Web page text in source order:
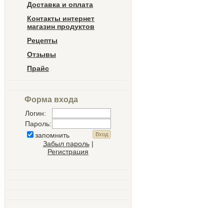
Доставка и оплата
Контакты интернет
магазин продуктов
Рецепты
Отзывы
Прайс
Форма входа
Логин:
Пароль:
запомнить
Забыл пароль|
Регистрация